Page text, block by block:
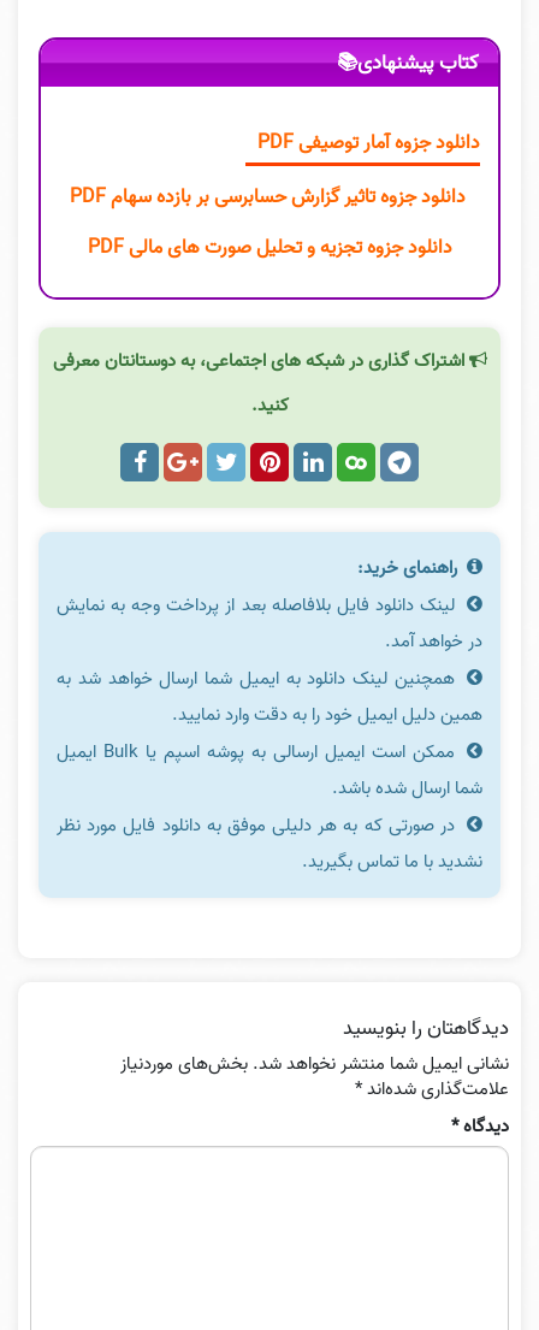
کتاب پیشنهادی📚
دانلود جزوه آمار توصیفی PDF
دانلود جزوه تاثیر گزارش حسابرسی بر بازده سهام PDF
دانلود جزوه تجزیه و تحلیل صورت های مالی PDF
اشتراک گذاری در شبکه های اجتماعی، به دوستانتان معرفی
کنید.
راهنمای خرید:
لینک دانلود فایل بلافاصله بعد از پرداخت وجه به نمایش
در خواهد آمد.
همچنین لینک دانلود به ایمیل شما ارسال خواهد شد به
همین دلیل ایمیل خود را به دقت وارد نمایید.
ممکن است ایمیل ارسالی به پوشه اسپم یا Bulk ایمیل
شما ارسال شده باشد.
در صورتی که به هر دلیلی موفق به دانلود فایل مورد نظر
نشدید با ما تماس بگیرید.
دیدگاهتان را بنویسید
نشانی ایمیل شما منتشر نخواهد شد. بخش‌های موردنیاز
علامت‌گذاری شده‌اند*
دیدگاه*